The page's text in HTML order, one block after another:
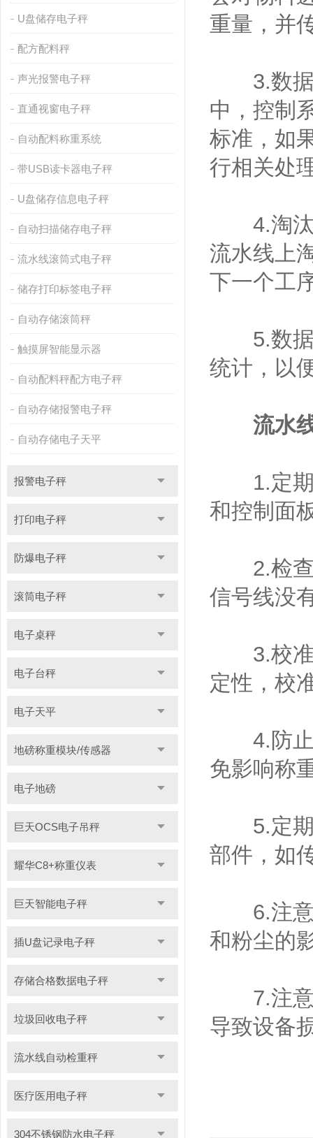
U盘储存电子秤
配方配料秤
声光报警电子秤
直通视窗电子秤
自动配料称重系统
带USB读卡器电子秤
U盘储存信息电子秤
自动扫描储存电子秤
流水线滚筒式电子秤
储存打印标签电子秤
自动存储滚筒秤
触摸屏智能显示器
自动配料秤配方电子秤
自动存储报警电子秤
自动存储电子天平
报警电子秤
打印电子秤
防爆电子秤
滚筒电子秤
电子桌秤
电子台秤
电子天平
地磅称重模块/传感器
电子地磅
巨天OCS电子吊秤
耀华C8+称重仪表
巨天智能电子秤
插U盘记录电子秤
存储合格数据电子秤
垃圾回收电子秤
流水线自动检重秤
医疗医用电子秤
304不锈钢防水电子秤
重量，并
3.数据
中，控制
标准，如
行相关处
4.淘汰
流水线上
下一个工
5.数据
统计，以
流水
1.定期
和控制面
2.检查
信号线没
3.校准
定性，校
4.防止
免影响称
5.定期
部件，如
6.注意
和粉尘的
7.注意
导致设备